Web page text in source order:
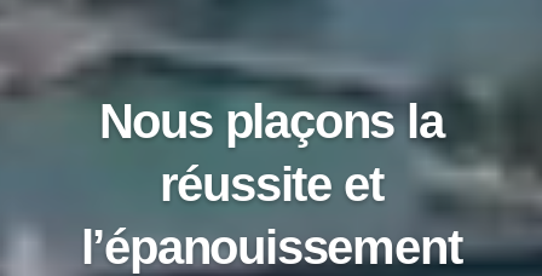
Nous plaçons la
réussite et
l’épanouissement